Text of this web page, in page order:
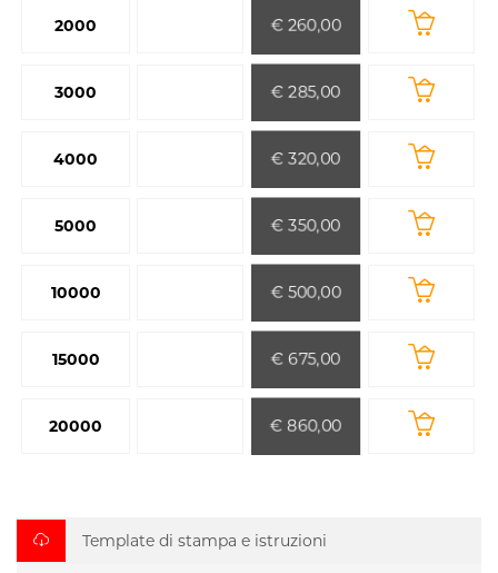
2000 € 260,00
3000 € 285,00
4000 € 320,00
5000 € 350,00
10000 € 500,00
15000 € 675,00
20000 € 860,00
Template di stampa e istruzioni